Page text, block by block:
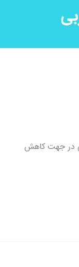
در جهت کاهش